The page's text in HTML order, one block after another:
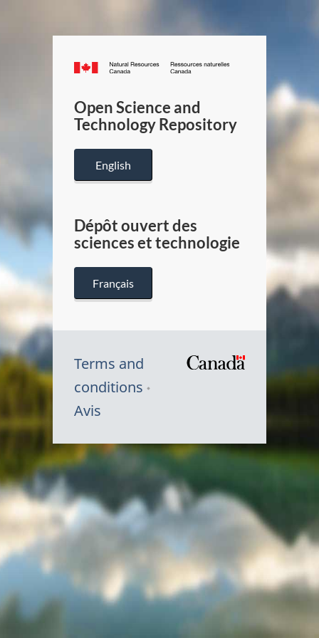
Canada.ca
/
Canada
Open Science and
Technology Repository
English
Dépôt ouvert des
sciences et technologie
Français
Terms and
conditions
Avis
Symbole
du